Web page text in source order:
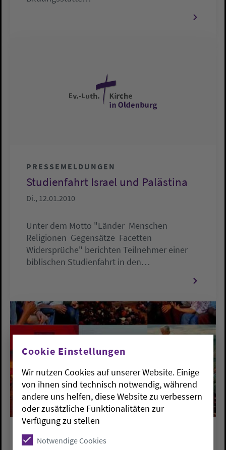
PRESSEMELDUNGEN
Studienfahrt Israel und Palästina
Di., 12.01.2010
Unter dem Motto "Länder  Menschen 
Religionen  Gegensätze  Facetten 
Widersprüche" berichten Teilnehmer einer
biblischen Studienfahrt in den…
PRESSEMELDUNGEN
Cookie Einstellungen
Wir nutzen Cookies auf unserer Website. Einige
von ihnen sind technisch notwendig, während
andere uns helfen, diese Website zu verbessern
oder zusätzliche Funktionalitäten zur
Verfügung zu stellen
Notwendige Cookies